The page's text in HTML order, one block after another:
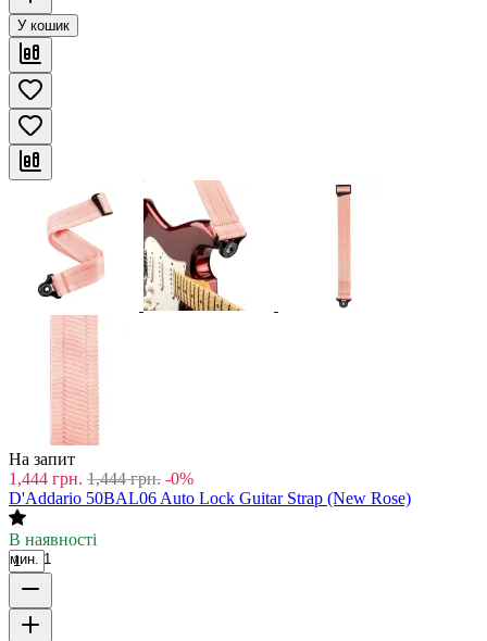
У кошик
На запит
1,444 грн. 1,444 грн. -0%
D'Addario 50BAL06 Auto Lock Guitar Strap (New Rose)
В наявності
мин. 1